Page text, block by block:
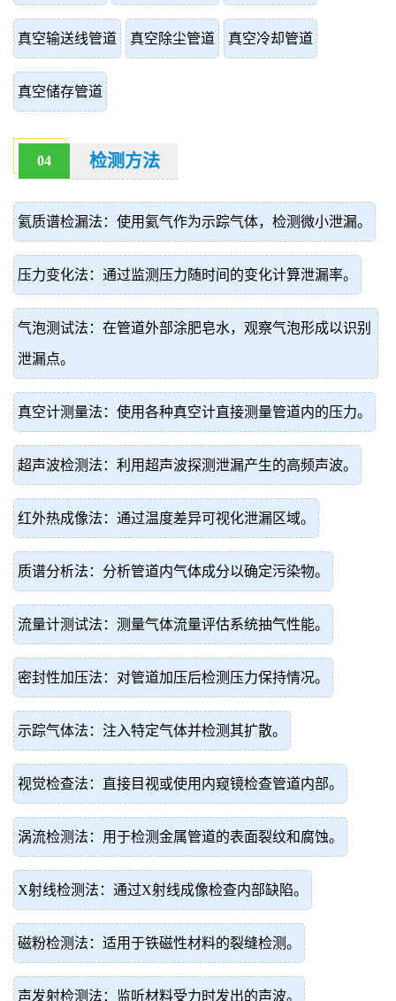
真空输送线管道 真空除尘管道 真空冷却管道
真空储存管道
04 检测方法
氦质谱检漏法：使用氦气作为示踪气体，检测微小泄漏。
压力变化法：通过监测压力随时间的变化计算泄漏率。
气泡测试法：在管道外部涂肥皂水，观察气泡形成以识别
泄漏点。
真空计测量法：使用各种真空计直接测量管道内的压力。
超声波检测法：利用超声波探测泄漏产生的高频声波。
红外热成像法：通过温度差异可视化泄漏区域。
质谱分析法：分析管道内气体成分以确定污染物。
流量计测试法：测量气体流量评估系统抽气性能。
密封性加压法：对管道加压后检测压力保持情况。
示踪气体法：注入特定气体并检测其扩散。
视觉检查法：直接目视或使用内窥镜检查管道内部。
涡流检测法：用于检测金属管道的表面裂纹和腐蚀。
X射线检测法：通过X射线成像检查内部缺陷。
磁粉检测法：适用于铁磁性材料的裂缝检测。
声发射检测法：监听材料受力时发出的声波。